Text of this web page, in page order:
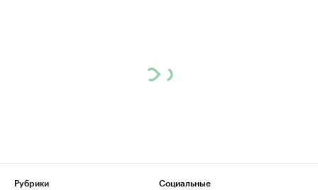
Рубрики
Социальные